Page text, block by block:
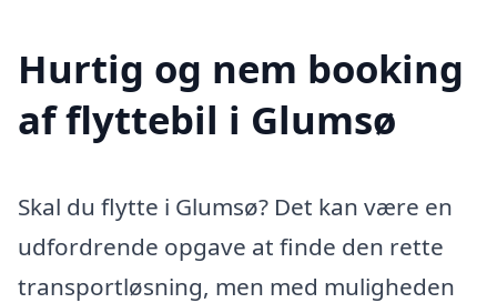
Hurtig og nem booking
af flyttebil i Glumsø
Skal du flytte i Glumsø? Det kan være en
udfordrende opgave at finde den rette
transportløsning, men med muligheden